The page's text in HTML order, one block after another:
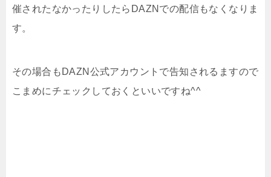
催されたなかったりしたらDAZNでの配信もなくなりま
す。
その場合もDAZN公式アカウントで告知されるますので
こまめにチェックしておくといいですね^^